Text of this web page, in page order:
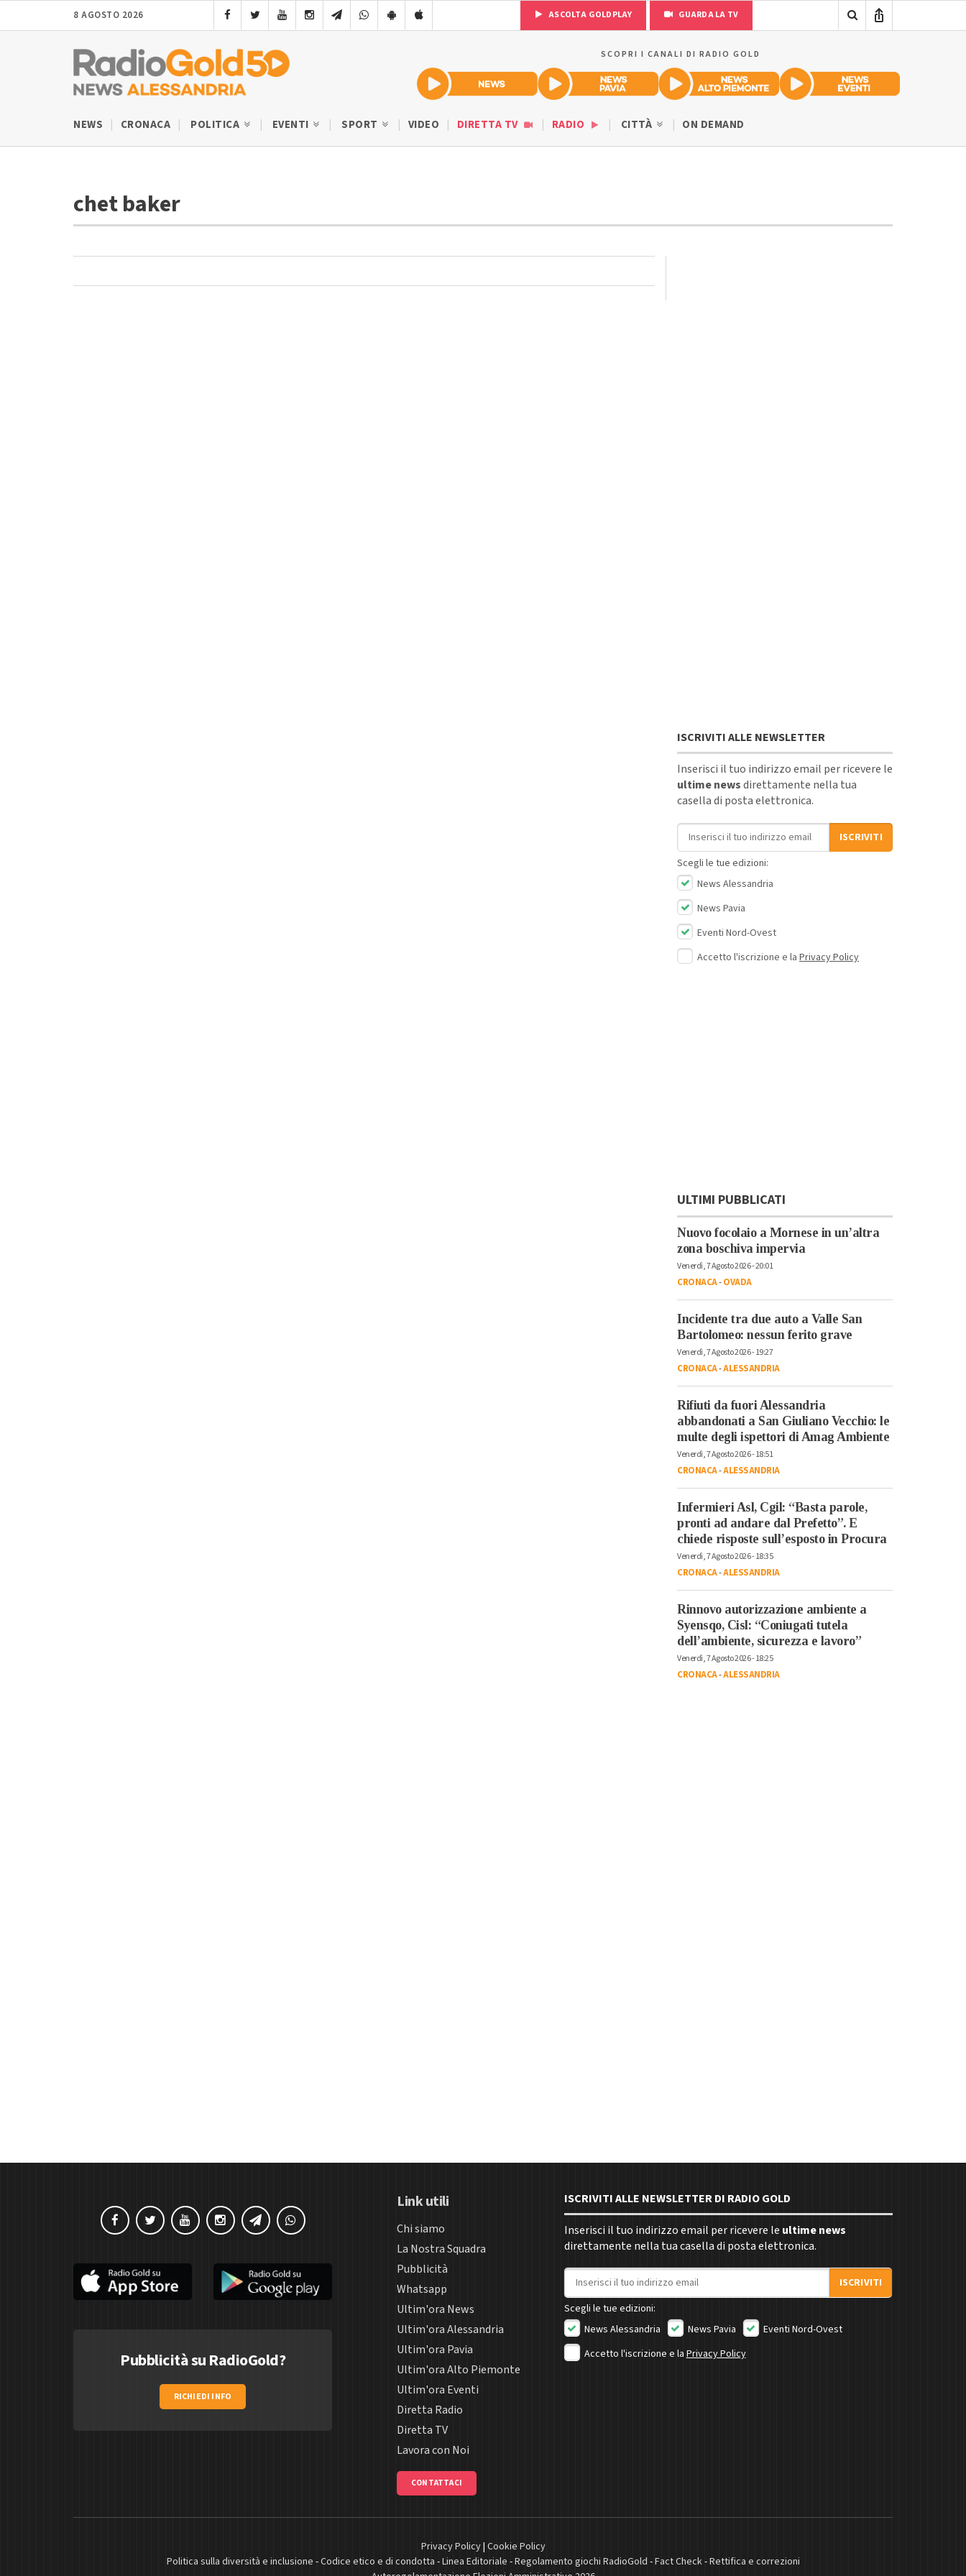
8 AGOSTO 2026 ASCOLTA GOLDPLAY GUARDA LA TV
SCOPRI I CANALI DI RADIO GOLD
NEWS CRONACA POLITICA EVENTI SPORT VIDEO DIRETTA TV RADIO CITTÀ ON DEMAND
chet baker
ISCRIVITI ALLE NEWSLETTER
Inserisci il tuo indirizzo email per ricevere le
ultime newsdirettamente nella tua
casella di posta elettronica.
Indirizzo email
ISCRIVITI
Scegli le tue edizioni:
News Alessandria
News Pavia
Eventi Nord-Ovest
Accetto l'iscrizione e la Privacy Policy
ULTIMI PUBBLICATI
Nuovo focolaio a Mornese in un’altra
zona boschiva impervia
Venerdì, 7 Agosto 2026 - 20:01
CRONACA-OVADA
Incidente tra due auto a Valle San
Bartolomeo: nessun ferito grave
Venerdì, 7 Agosto 2026 - 19:27
CRONACA-ALESSANDRIA
Rifiuti da fuori Alessandria
abbandonati a San Giuliano Vecchio: le
multe degli ispettori di Amag Ambiente
Venerdì, 7 Agosto 2026 - 18:51
CRONACA-ALESSANDRIA
Infermieri Asl, Cgil: “Basta parole,
pronti ad andare dal Prefetto”. E
chiede risposte sull’esposto in Procura
Venerdì, 7 Agosto 2026 - 18:35
CRONACA-ALESSANDRIA
Rinnovo autorizzazione ambiente a
Syensqo, Cisl: “Coniugati tutela
dell’ambiente, sicurezza e lavoro”
Venerdì, 7 Agosto 2026 - 18:25
CRONACA-ALESSANDRIA
Pubblicità su RadioGold?
RICHIEDI INFO
Link utili
Chi siamo
La Nostra Squadra
Pubblicità
Whatsapp
Ultim'ora News
Ultim'ora Alessandria
Ultim'ora Pavia
Ultim'ora Alto Piemonte
Ultim'ora Eventi
Diretta Radio
Diretta TV
Lavora con Noi
CONTATTACI
ISCRIVITI ALLE NEWSLETTER DI RADIO GOLD
Inserisci il tuo indirizzo email per ricevere le ultime news
direttamente nella tua casella di posta elettronica.
Indirizzo email
ISCRIVITI
Scegli le tue edizioni:
News Alessandria
News Pavia
Eventi Nord-Ovest
Accetto l'iscrizione e la Privacy Policy
Privacy Policy| Cookie Policy
Politica sulla diversità e inclusione -Codice etico e di condotta -Linea Editoriale -Regolamento giochi RadioGold -Fact Check-Rettifica e correzioni